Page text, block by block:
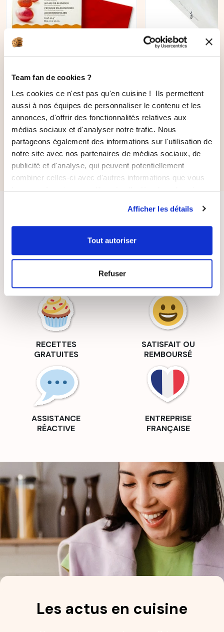
Team fan de cookies ?
Les cookies ce n'est pas qu'en cuisine ! Ils permettent
aussi à nos équipes de personnaliser le contenu et les
annonces, d'offrir des fonctionnalités relatives aux
médias sociaux et d'analyser notre trafic. Nous
partageons également des informations sur l'utilisation de
notre site avec nos partenaires de médias sociaux, de
publicité et d'analyse, qui peuvent potentiellement
combiner celles-ci avec d'autres informations que vous
Afficher les détails
Tout autoriser
Refuser
150 feuilles d'aluminium
rouge 50gr
6,90 €
5,87 €
Poche à
239
16,90 €
RECETTES
GRATUITES
SATISFAIT OU
REMBOURSÉ
ASSISTANCE
RÉACTIVE
ENTREPRISE
FRANÇAISE
Les actus en cuisine